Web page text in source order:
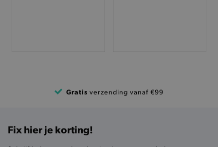
Gratis verzending vanaf €99
Fix hier je korting!
De strikt noodzakelijke cookies verbeteren jouw
niet jouw identiteit.